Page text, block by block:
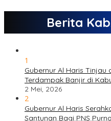
Berita
1
Gubernur Al Haris
Terdampak Banjir di
2 Mei, 2026
2
Gubernur Al Haris
Santunan Bagi PNS